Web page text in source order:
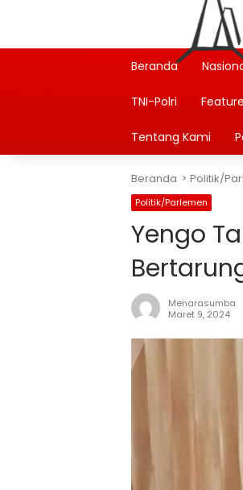
Beranda
TNI-Polri Feature
Tentang Kami
Beranda Politik/
Politik/Parlemen
Yengo
Menarasumba
Maret 9, 2024